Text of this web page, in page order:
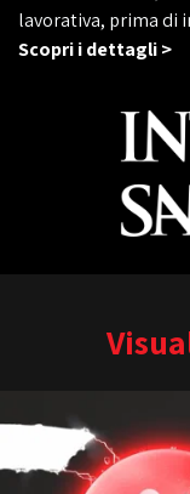
lavorativa, prima di
Scopri i dettagli >